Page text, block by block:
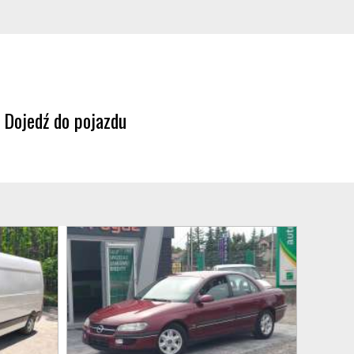
Dojedź do pojazdu